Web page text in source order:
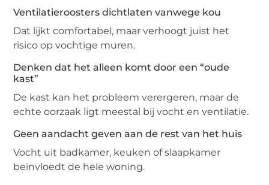
Ventilatieroosters dichtlaten vanwege kou
Dat lijkt comfortabel, maar verhoogt juist het
risico op vochtige muren.
Denken dat het alleen komt door een “oude
kast”
De kast kan het probleem verergeren, maar de
echte oorzaak ligt meestal bij vocht en ventilatie.
Geen aandacht geven aan de rest van het huis
Vocht uit badkamer, keuken of slaapkamer
beïnvloedt de hele woning.